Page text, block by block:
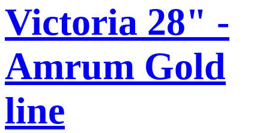
Victoria 28" -
Amrum Gold
line